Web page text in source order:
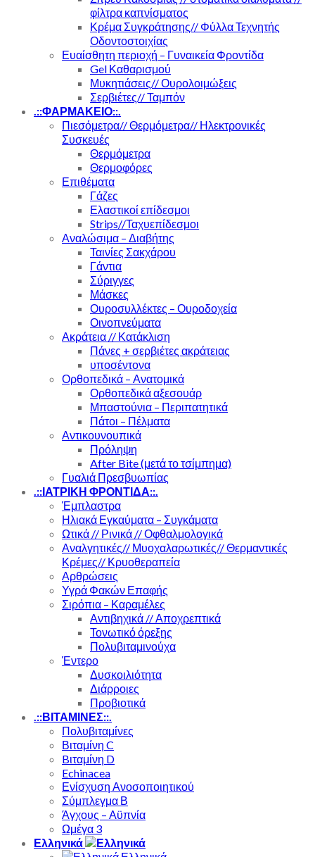
φίλτρα καπνίσματος
Κρέμα Συγκράτησης// Φύλλα Τεχνητής
Οδοντοστοιχίας
Ευαίσθητη περιοχή – Γυναικεία Φροντίδα
Gel Καθαρισμού
Μυκητιάσεις// Ουρολοιμώξεις
Σερβιέτες// Ταμπόν
.::ΦΑΡΜΑΚΕΙΟ::.
Πιεσόμετρα// Θερμόμετρα// Ηλεκτρονικές
Συσκευές
Θερμόμετρα
Θερμοφόρες
Επιθέματα
Γάζες
Ελαστικοί επίδεσμοι
Strips//Ταχυεπίδεσμοι
Αναλώσιμα – Διαβήτης
Ταινίες Σακχάρου
Γάντια
Σύριγγες
Μάσκες
Ουροσυλλέκτες – Ουροδοχεία
Οινοπνεύματα
Ακράτεια // Κατάκλιση
Πάνες + σερβιέτες ακράτειας
υποσέντονα
Ορθοπεδικά – Ανατομικά
Ορθοπεδικά αξεσουάρ
Μπαστούνια – Περιπατητικά
Πάτοι – Πέλματα
Αντικουνουπικά
Πρόληψη
After Bite (μετά το τσίμπημα)
Γυαλιά Πρεσβυωπίας
.::ΙΑΤΡΙΚΗ ΦΡΟΝΤΙΔΑ::.
Έμπλαστρα
Ηλιακά Εγκαύματα – Συγκάματα
Ωτικά // Ρινικά // Οφθαλμολογικά
Αναλγητικές// Μυοχαλαρωτικές// Θερμαντικές
Κρέμες// Κρυοθεραπεία
Αρθρώσεις
Υγρά Φακών Επαφής
Σιρόπια – Καραμέλες
Αντιβηχικά // Αποχρεπτικά
Τονωτικό όρεξης
Πολυβιταμινούχα
Έντερο
Δυσκοιλιότητα
Διάρροιες
Προβιοτικά
.::ΒΙΤΑΜΙΝΕΣ::.
Πολυβιταμίνες
Βιταμίνη C
Bιταμίνη D
Echinacea
Ενίσχυση Ανοσοποιητικού
Σύμπλεγμα Β
Άγχους – Αϋπνία
Ωμέγα 3
Ελληνικά